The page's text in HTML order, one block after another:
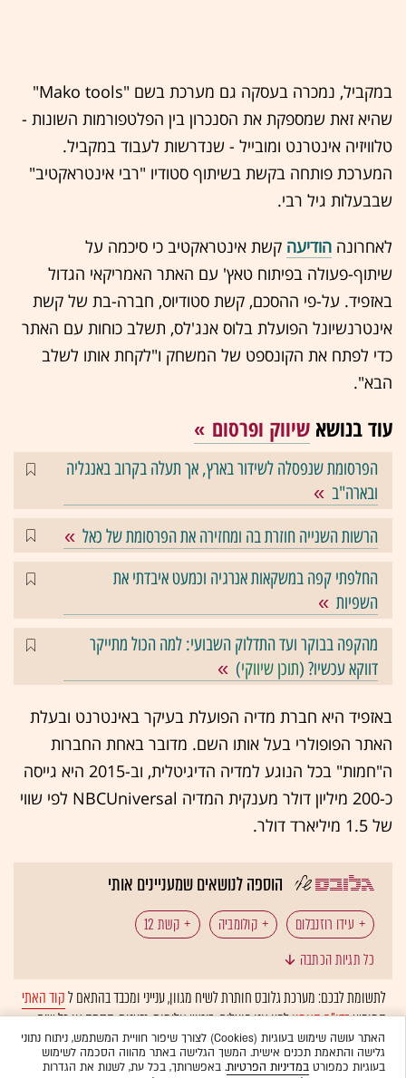
במקביל, נמכרה בעסקה גם מערכת בשם "Mako tools"
שהיא זאת שמספקת את הסנכרון בין הפלטפורמות השונות -
טלוויזיה אינטרנט ומובייל - שנדרשות לעבוד במקביל.
המערכת פותחה בקשת בשיתוף סטודיו "רבי אינטראקטיב"
שבבעלות גיל רבי.
לאחרונה הודיעה קשת אינטראקטיב כי סיכמה על
שיתוף-פעולה בפיתוח טאץ' עם האתר האמריקאי הגדול
באזפיד. על-פי ההסכם, קשת סטודיוס, חברה-בת של קשת
אינטרנשיונל הפועלת בלוס אנג'לס, תשלב כוחות עם האתר
כדי לפתח את הקונספט של המשחק ו"לקחת אותו לשלב
הבא".
עוד בנושא שיווק ופרסום
הפרסומת שנפסלה לשידור בארץ, אך תעלה בקרוב באנגליה
ובארה"ב
הרשות השנייה חוזרת בה ומחזירה את הפרסומת של כאל
החלפתי קפה במשקאות אנרגיה וכמעט איבדתי את
השפיות
מהקפה בבוקר ועד התדלוק השבועי: למה הכול מתייקר
דווקא עכשיו? (תוכן שיווקי)
באזפיד היא חברת מדיה הפועלת בעיקר באינטרנט ובעלת
האתר הפופולרי בעל אותו השם. מדובר באחת החברות
ה"חמות" בכל הנוגע למדיה הדיגיטלית, וב-2015 היא גייסה
כ-200 מיליון דולר מענקית המדיה NBCUniversal לפי שווי
של 1.5 מיליארד דולר.
הוספה לנושאים שמעניינים אותי
עידו רוזנבלום קולומביה קשת 12
תוכניות טלוויזיה
כל תגיות הכתבה
לתשומת לבכם: מערכת גלובס חותרת לשיח מגוון, ענייני ומכבד בהתאם לקוד האתי
המופיעבדו"ח האמוןלפיו אנו פועלים. ביטויי אלימות, גזענות, הסתה או כל שיח
בלתי הולם אחר מסוננים בצורהאוטומטיתולא יפורסמו באתר.
האתר עושה שימוש בעוגיות (Cookies) לצורך שיפור חוויית המשתמש, ניתוח נתוני
גלישה והתאמת תכנים אישית. המשך הגלישה באתר מהווה הסכמה לשימוש
בעוגיות כמפורטבמדיניות הפרטיות. באפשרותך, בכל עת, לשנות את הגדרות